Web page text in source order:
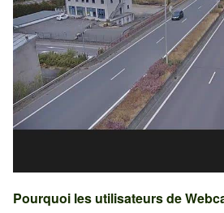
Pourquoi les utilisateurs de